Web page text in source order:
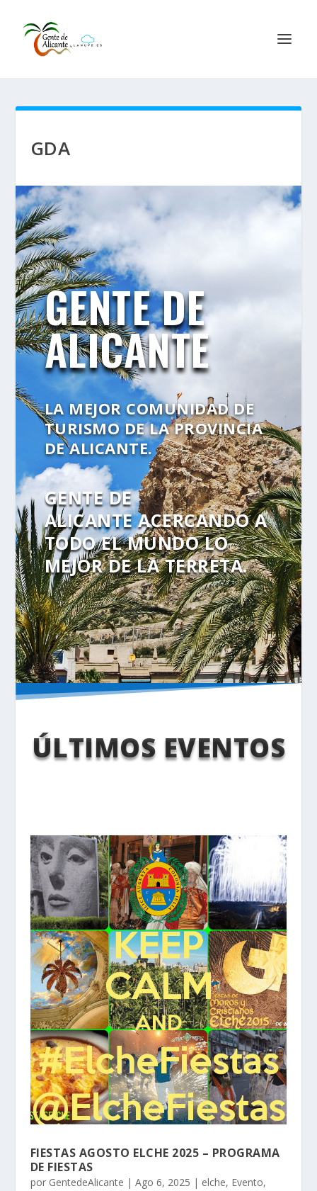
GDA
GENTE DE
ALICANTE
LA MEJOR COMUNIDAD DE
TURISMO DE LA PROVINCIA
DE ALICANTE.
GENTE DE
ALICANTEACERCANDO A
TODO EL MUNDO LO
MEJOR DE LA TERRETA.
ÚLTIMOS EVENTOS
FIESTAS AGOSTO ELCHE 2025 – PROGRAMA
DE FIESTAS
por GentedeAlicante | Ago 6, 2025 | elche, Evento,